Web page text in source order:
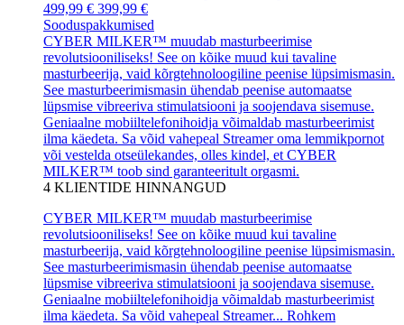
499,99 € 399,99 €
Sooduspakkumised
CYBER MILKER™ muudab masturbeerimise
revolutsiooniliseks! See on kõike muud kui tavaline
masturbeerija, vaid kõrgtehnoloogiline peenise lüpsimismasin.
See masturbeerimismasin ühendab peenise automaatse
lüpsmise vibreeriva stimulatsiooni ja soojendava sisemuse.
Geniaalne mobiiltelefonihoidja võimaldab masturbeerimist
ilma käedeta. Sa võid vahepeal Streamer oma lemmikpornot
või vestelda otseülekandes, olles kindel, et CYBER
MILKER™ toob sind garanteeritult orgasmi.
4 KLIENTIDE HINNANGUD
CYBER MILKER™ muudab masturbeerimise
revolutsiooniliseks! See on kõike muud kui tavaline
masturbeerija, vaid kõrgtehnoloogiline peenise lüpsimismasin.
See masturbeerimismasin ühendab peenise automaatse
lüpsmise vibreeriva stimulatsiooni ja soojendava sisemuse.
Geniaalne mobiiltelefonihoidja võimaldab masturbeerimist
ilma käedeta. Sa võid vahepeal Streamer... Rohkem